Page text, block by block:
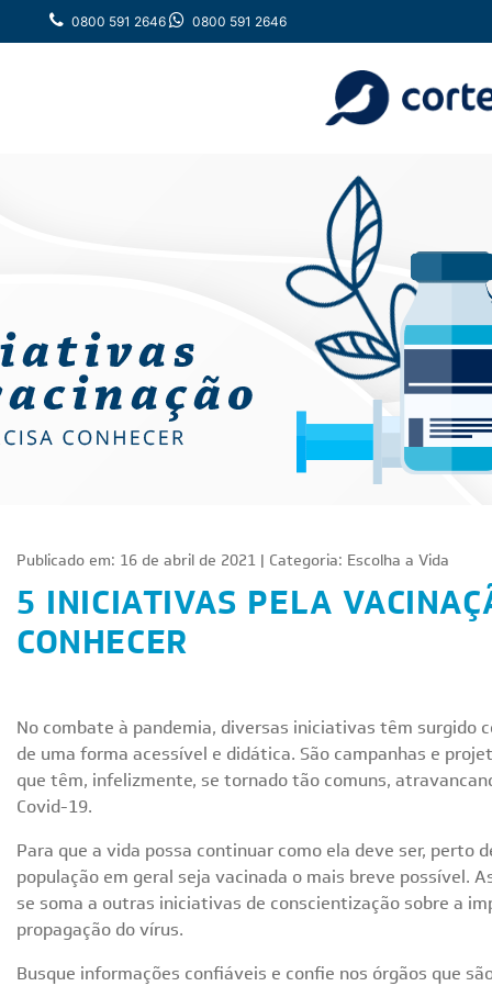
0800 591 2646 0800 591 2646
Publicado em: 16 de abril de 2021 | Categoria: Escolha a Vida
5 INICIATIVAS PELA
CONHECER
No combate à pandemia, diversas iniciativas têm surgido
de uma forma acessível e didática. São campanhas e
que têm, infelizmente, se tornado tão comuns,
Covid-19.
Para que a vida possa continuar como ela deve ser, perto
população em geral seja vacinada o mais breve possível.
se soma a outras iniciativas de conscientização sobre a
propagação do vírus.
Busque informações confiáveis e confie nos órgãos que